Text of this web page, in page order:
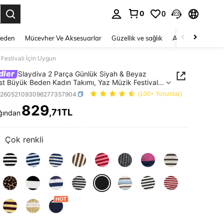
0 0
Mücevher Ve Aksesuarlar Güzellik ve sağlık Ayakkabı
Festivali İçin Uygun
Slaydiva 2 Parça Günlük Siyah & Beyaz
Büyük Beden Kadın Takımı, Yaz Müzik Festivali
(100+ Yorumlar)
AND AVAILABILITY
829,71TL
Çok renkli